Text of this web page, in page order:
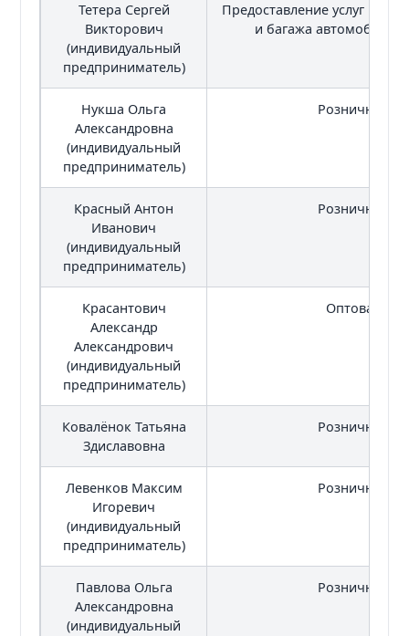
Тетера Сергей
Викторович
(индивидуальный
предприниматель)
Предоставление услуг по
и багажа
Нукша Ольга
Александровна
(индивидуальный
предприниматель)
Розничная
Красный Антон
Иванович
(индивидуальный
предприниматель)
Розничная
Красантович
Александр
Александрович
(индивидуальный
предприниматель)
Оптовая
Ковалёнок Татьяна
Здиславовна
Розничная
Левенков Максим
Игоревич
(индивидуальный
предприниматель)
Розничная
Павлова Ольга
Александровна
(индивидуальный
Розничная